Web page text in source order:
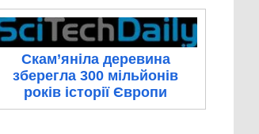
Скам’яніла деревина
зберегла 300 мільйонів
років історії Європи